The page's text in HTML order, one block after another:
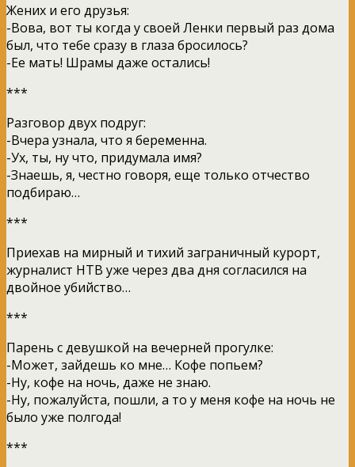
Жених и его друзья:
-Вова, вот ты когда у своей Ленки первый раз дома
был, что тебе сразу в глаза бросилось?
-Ее мать! Шрамы даже остались!
***
Разговор двух подруг:
-Вчера узнала, что я беременна.
-Ух, ты, ну что, придумала имя?
-Знаешь, я, честно говоря, еще только отчество
подбираю…
***
Приехав на мирный и тихий заграничный курорт,
журналист НТВ уже через два дня согласился на
двойное убийство…
***
Парень с девушкой на вечерней прогулке:
-Может, зайдешь ко мне… Кофе попьем?
-Ну, кофе на ночь, даже не знаю.
-Ну, пожалуйста, пошли, а то у меня кофе на ночь не
было уже полгода!
***